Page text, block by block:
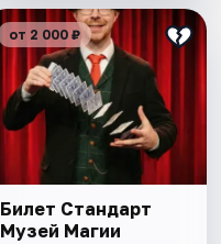
от 2 000 ₽
Билет Стандарт
Музей Магии